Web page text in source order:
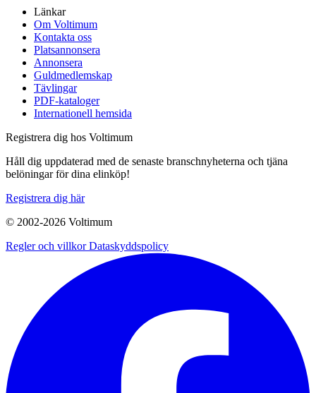
Länkar
Om Voltimum
Kontakta oss
Platsannonsera
Annonsera
Guldmedlemskap
Tävlingar
PDF-kataloger
Internationell hemsida
Registrera dig hos Voltimum
Håll dig uppdaterad med de senaste branschnyheterna och tjäna
belöningar för dina elinköp!
Registrera dig här
© 2002-2026 Voltimum
Regler och villkorDataskyddspolicy